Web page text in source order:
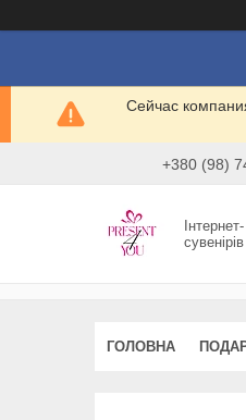
Сейчас
+380 (98)
сувенірів
ГОЛОВНА